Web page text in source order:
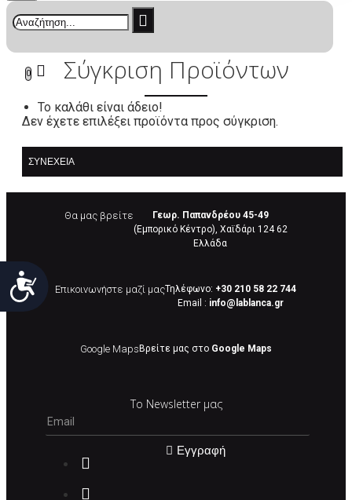
Προσιτότητα
0
Το καλάθι είναι άδειο!
Σύγκριση Προϊόντων
Δεν έχετε επιλέξει προϊόντα προς σύγκριση.
ΣΥΝΈΧΕΙΑ
Θα μας βρείτε
Γεωρ. Παπανδρέου 45-49
(Εμπορικό Κέντρο), Χαϊδάρι 124 62
Eλλάδα
Επικοινωνήστε μαζί μαςΤηλέφωνο: +30 210 58 22 744
Email : info@lablanca.gr
Google Maps Βρείτε μας στο Google Maps
Το Newsletter μας
Εγγραφή